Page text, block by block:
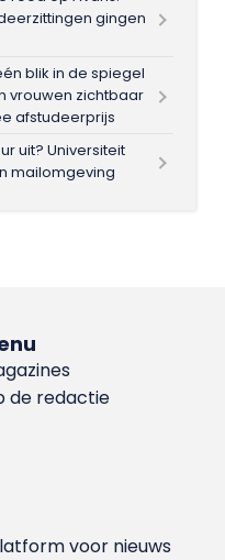
gingen
blik in de spiegel
vrouwen zichtbaar
afstudeerprijs
uit? Universiteit
mailomgeving
de redactie
voor nieuws